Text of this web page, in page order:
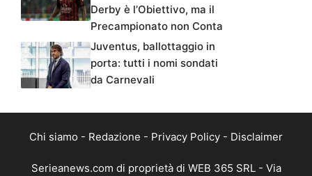
Derby è l’Obiettivo, ma il
Precampionato non Conta
Juventus, ballottaggio in
porta: tutti i nomi sondati
da Carnevali
Chi siamo - Redazione - Privacy Policy - Disclaimer
Serieanews.com di proprietà di WEB 365 SRL - Via